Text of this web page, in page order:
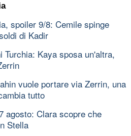
spoiler 9/8: Cemile spinge
di Kadir
Turchia: Kaya sposa un'altra,
vuole portare via Zerrin, una
tutto
agosto: Clara scopre che
Stella